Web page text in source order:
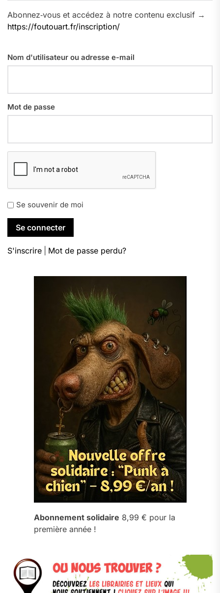
Abonnez‑vous et accédez à notre contenu exclusif →
https://foutouart.fr/inscription/
Nom d'utilisateur ou adresse e-mail
Mot de passe
Se souvenir de moi
S'inscrire Mot de passe perdu?
Abonnement solidaire 8,99 € pour la
première année !